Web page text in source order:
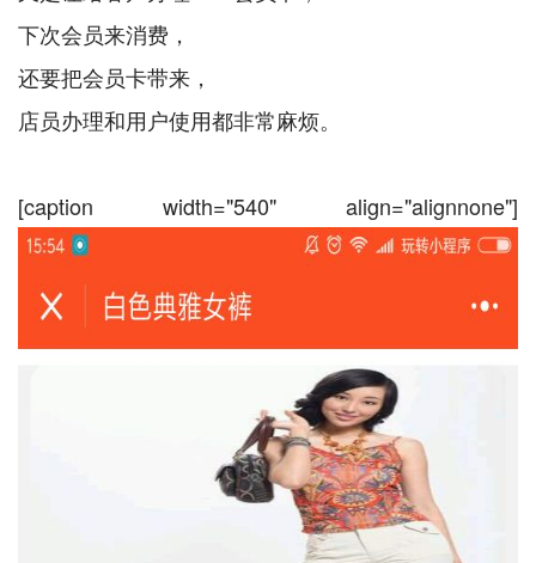
下次会员来消费，
还要把会员卡带来，
店员办理和用户使用都非常麻烦。
[caption width="540" align="alignnone"]